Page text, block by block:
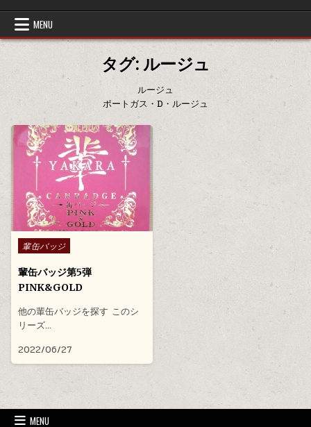
MENU
タグ:ルージュ
ルージュ
ポートガス・D・ルージュ
Posted in
輩缶バッジ
輩缶バッジ第5弾
PINK&GOLD
他の輩缶バッジを探す このシ
リーズ…
2022/06/27
MENU